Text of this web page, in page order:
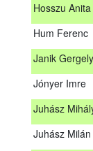
Hosszu Anita
Hum Ferenc
Janik
Jónyer Imre
Juhász
Juhász Milán
Horváth
Hosszu Anita